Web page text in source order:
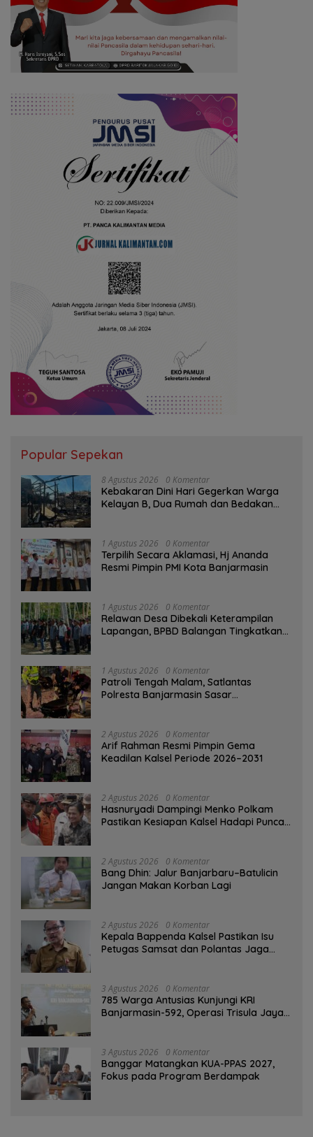
Popular Sepekan
8 Agustus 2026 0 Komentar
Kebakaran Dini Hari Gegerkan Warga
Kelayan B, Dua Rumah dan Bedakan
1 Agustus 2026 0 Komentar
‎Terpilih Secara Aklamasi, Hj Ananda
Resmi Pimpin PMI Kota Banjarmasin
1 Agustus 2026 0 Komentar
Relawan Desa Dibekali Keterampilan
Lapangan, BPBD Balangan Tingkatkan
1 Agustus 2026 0 Komentar
Patroli Tengah Malam, Satlantas
Polresta Banjarmasin Sasar
2 Agustus 2026 0 Komentar
Arif Rahman Resmi Pimpin Gema
Keadilan Kalsel Periode 2026–2031
2 Agustus 2026 0 Komentar
Hasnuryadi Dampingi Menko Polkam
Pastikan Kesiapan Kalsel Hadapi Puncak
2 Agustus 2026 0 Komentar
Bang Dhin: Jalur Banjarbaru–Batulicin
Jangan Makan Korban Lagi
2 Agustus 2026 0 Komentar
Kepala Bappenda Kalsel Pastikan Isu
Petugas Samsat dan Polantas Jaga
3 Agustus 2026 0 Komentar
785 Warga Antusias Kunjungi KRI
Banjarmasin-592, Operasi Trisula Jaya
3 Agustus 2026 0 Komentar
‎Banggar Matangkan KUA-PPAS 2027,
Fokus pada Program Berdampak